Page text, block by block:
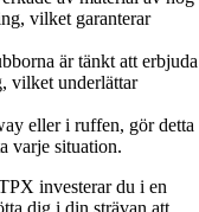
vilket garanterar
är tänkt att erbjuda
vilket underlättar
eller i ruffen, gör detta
varje situation.
investerar du i en
dig i din strävan att